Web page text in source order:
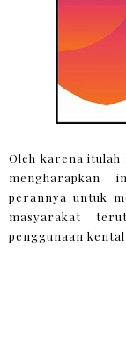
Oleh karena
mengharapkan
perannya untuk
masyarakat
penggunaan